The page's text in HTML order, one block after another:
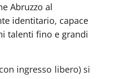
Abruzzo al
identitario, capace
talenti fino e grandi
ingresso libero) si